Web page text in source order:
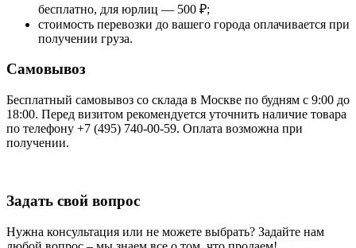
бесплатно, для юрлиц — 500 ₽;
стоимость перевозки до вашего города оплачивается при
получении груза.
Самовывоз
Бесплатный самовывоз со склада в Москве по будням с 9:00 до
18:00. Перед визитом рекомендуется уточнить наличие товара
по телефону +7 (495) 740-00-59. Оплата возможна при
получении.
Задать свой вопрос
Нужна консультация или не можете выбрать? Задайте нам